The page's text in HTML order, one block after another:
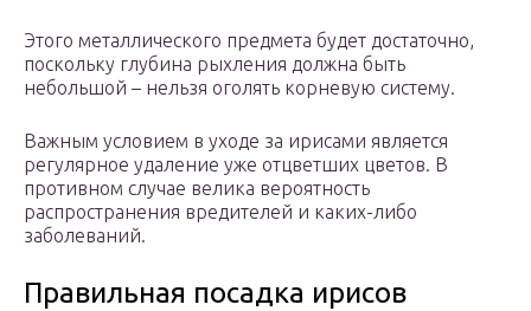
Этого металлического предмета будет достаточно,
поскольку глубина рыхления должна быть
небольшой – нельзя оголять корневую систему.
Важным условием в уходе за ирисами является
регулярное удаление уже отцветших цветов. В
противном случае велика вероятность
распространения вредителей и каких-либо
заболеваний.
Правильная посадка ирисов